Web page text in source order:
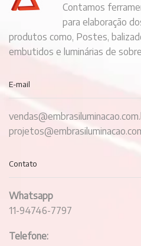
Contamos
para elaboração
produtos como, Postes,
embutidos e luminárias de
E-mail
Contato
Whatsapp
11-94746-7797
Telefone: